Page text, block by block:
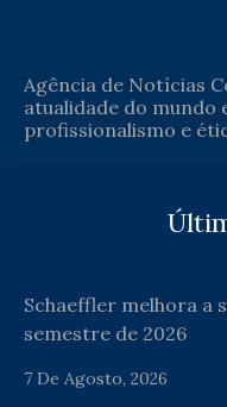
Agência de Notícias
atualidade do mundo
profissionalismo e
Schaeffler melhora a
semestre de 2026
7 De Agosto, 2026